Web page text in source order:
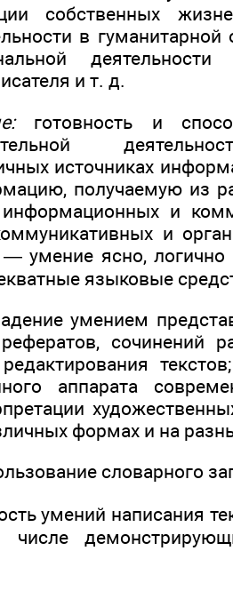
собственных
в гуманитарной
деятельности
и т. д.
готовность и
источниках
получаемую из
информационных и
и
умение ясно, логично
языковые
умением
сочинений
аппарата
формах и на
словарного
написания